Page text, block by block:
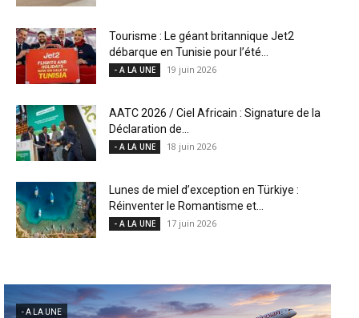
Tourisme : Le géant britannique Jet2
débarque en Tunisie pour l’été...
- A LA UNE 19 juin 2026
AATC 2026 / Ciel Africain : Signature de la
Déclaration de...
- A LA UNE 18 juin 2026
Lunes de miel d’exception en Türkiye :
Réinventer le Romantisme et...
- A LA UNE 17 juin 2026
- A LA UNE